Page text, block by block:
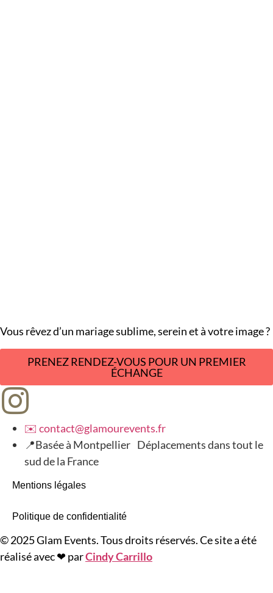
Vous rêvez d’un mariage sublime, serein et à votre image ?
PRENEZ RENDEZ-VOUS POUR UN PREMIER
ÉCHANGE
✉️ contact@glamourevents.fr
📍Basée à Montpellier Déplacements dans tout le
sud de la France
Mentions légales
Politique de confidentialité
© 2025 Glam Events. Tous droits réservés. Ce site a été
réalisé avec ❤ parCindy Carrillo